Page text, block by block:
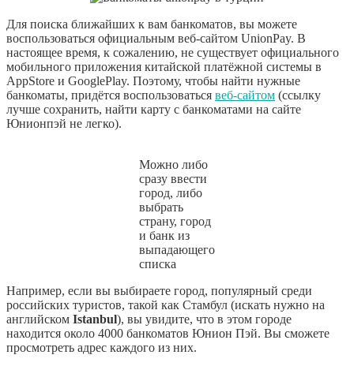
Для поиска ближайших к вам банкоматов, вы можете
воспользоваться официальным веб-сайтом UnionPay. В
настоящее время, к сожалению, не существует официального
мобильного приложения китайской платёжной системы в
AppStore и GooglePlay. Поэтому, чтобы найти нужные
банкоматы, придётся воспользоваться веб-сайтом (ссылку
лучше сохранить, найти карту с банкоматами на сайте
Юнионпэй не легко).
Можно либо
сразу ввести
город, либо
выбрать
страну, город
и банк из
выпадающего
списка
Например, если вы выбираете город, популярный среди
российских туристов, такой как Стамбул (искать нужно на
английском Istanbul), вы увидите, что в этом городе
находится около 4000 банкоматов Юнион Пэй. Вы сможете
просмотреть адрес каждого из них.